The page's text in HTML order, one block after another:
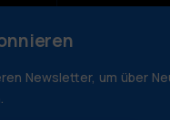
Newsletter, um über